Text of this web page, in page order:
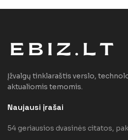
Įžvalgų tinklaraštis verslo,
aktualiomis temomis.
Naujausi įrašai
54 geriausios dvasinės citatos,